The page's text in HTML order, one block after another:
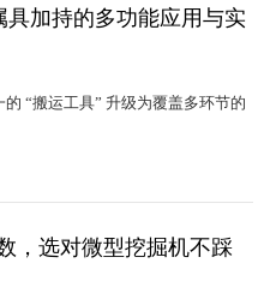
加持的多功能应用与实
“搬运工具” 升级为覆盖多环节的
，选对微型挖掘机不踩